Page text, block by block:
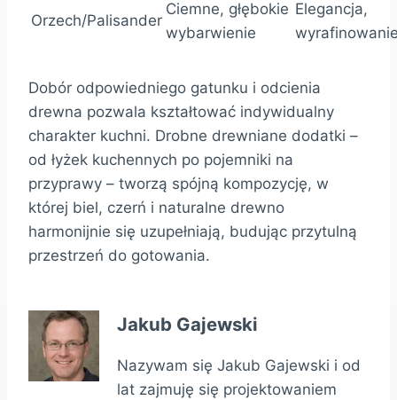
Orzech/Palisander
Ciemne, głębokie
wybarwienie
Elegancja,
Dobór odpowiedniego gatunku i odcienia
drewna pozwala kształtować indywidualny
charakter kuchni. Drobne drewniane dodatki –
od łyżek kuchennych po pojemniki na
przyprawy – tworzą spójną kompozycję, w
której biel, czerń i naturalne drewno
harmonijnie się uzupełniają, budując przytulną
przestrzeń do gotowania.
Jakub Gajewski
Nazywam się Jakub Gajewski i od
lat zajmuję się projektowaniem